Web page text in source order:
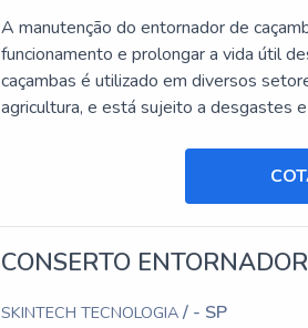
A manutenção do entornador de
funcionamento e prolongar a vida útil
caçambas é utilizado em diversos
agricultura, e está sujeito a desgastes
CONSERTO
SKINTECH TECNOLOGIA/ - SP